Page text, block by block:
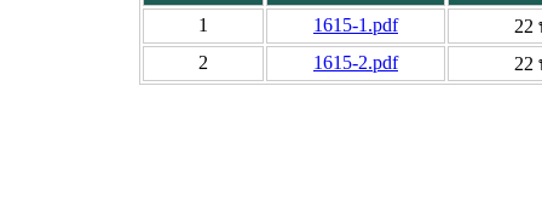
1
1615-1.pdf
22
2
1615-2.pdf 22